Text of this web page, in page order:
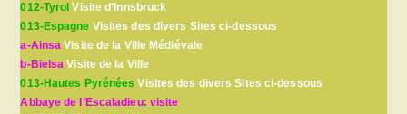
012-Tyrol Visite d’Innsbruck
013-Espagne Visites des divers Sites ci-dessous
a-Ainsa Visite de la Ville Médiévale
b-Bielsa Visite de la Ville
013-Hautes Pyrénées Visites des divers Sites ci-dessous
Abbaye de l’Escaladieu: visite